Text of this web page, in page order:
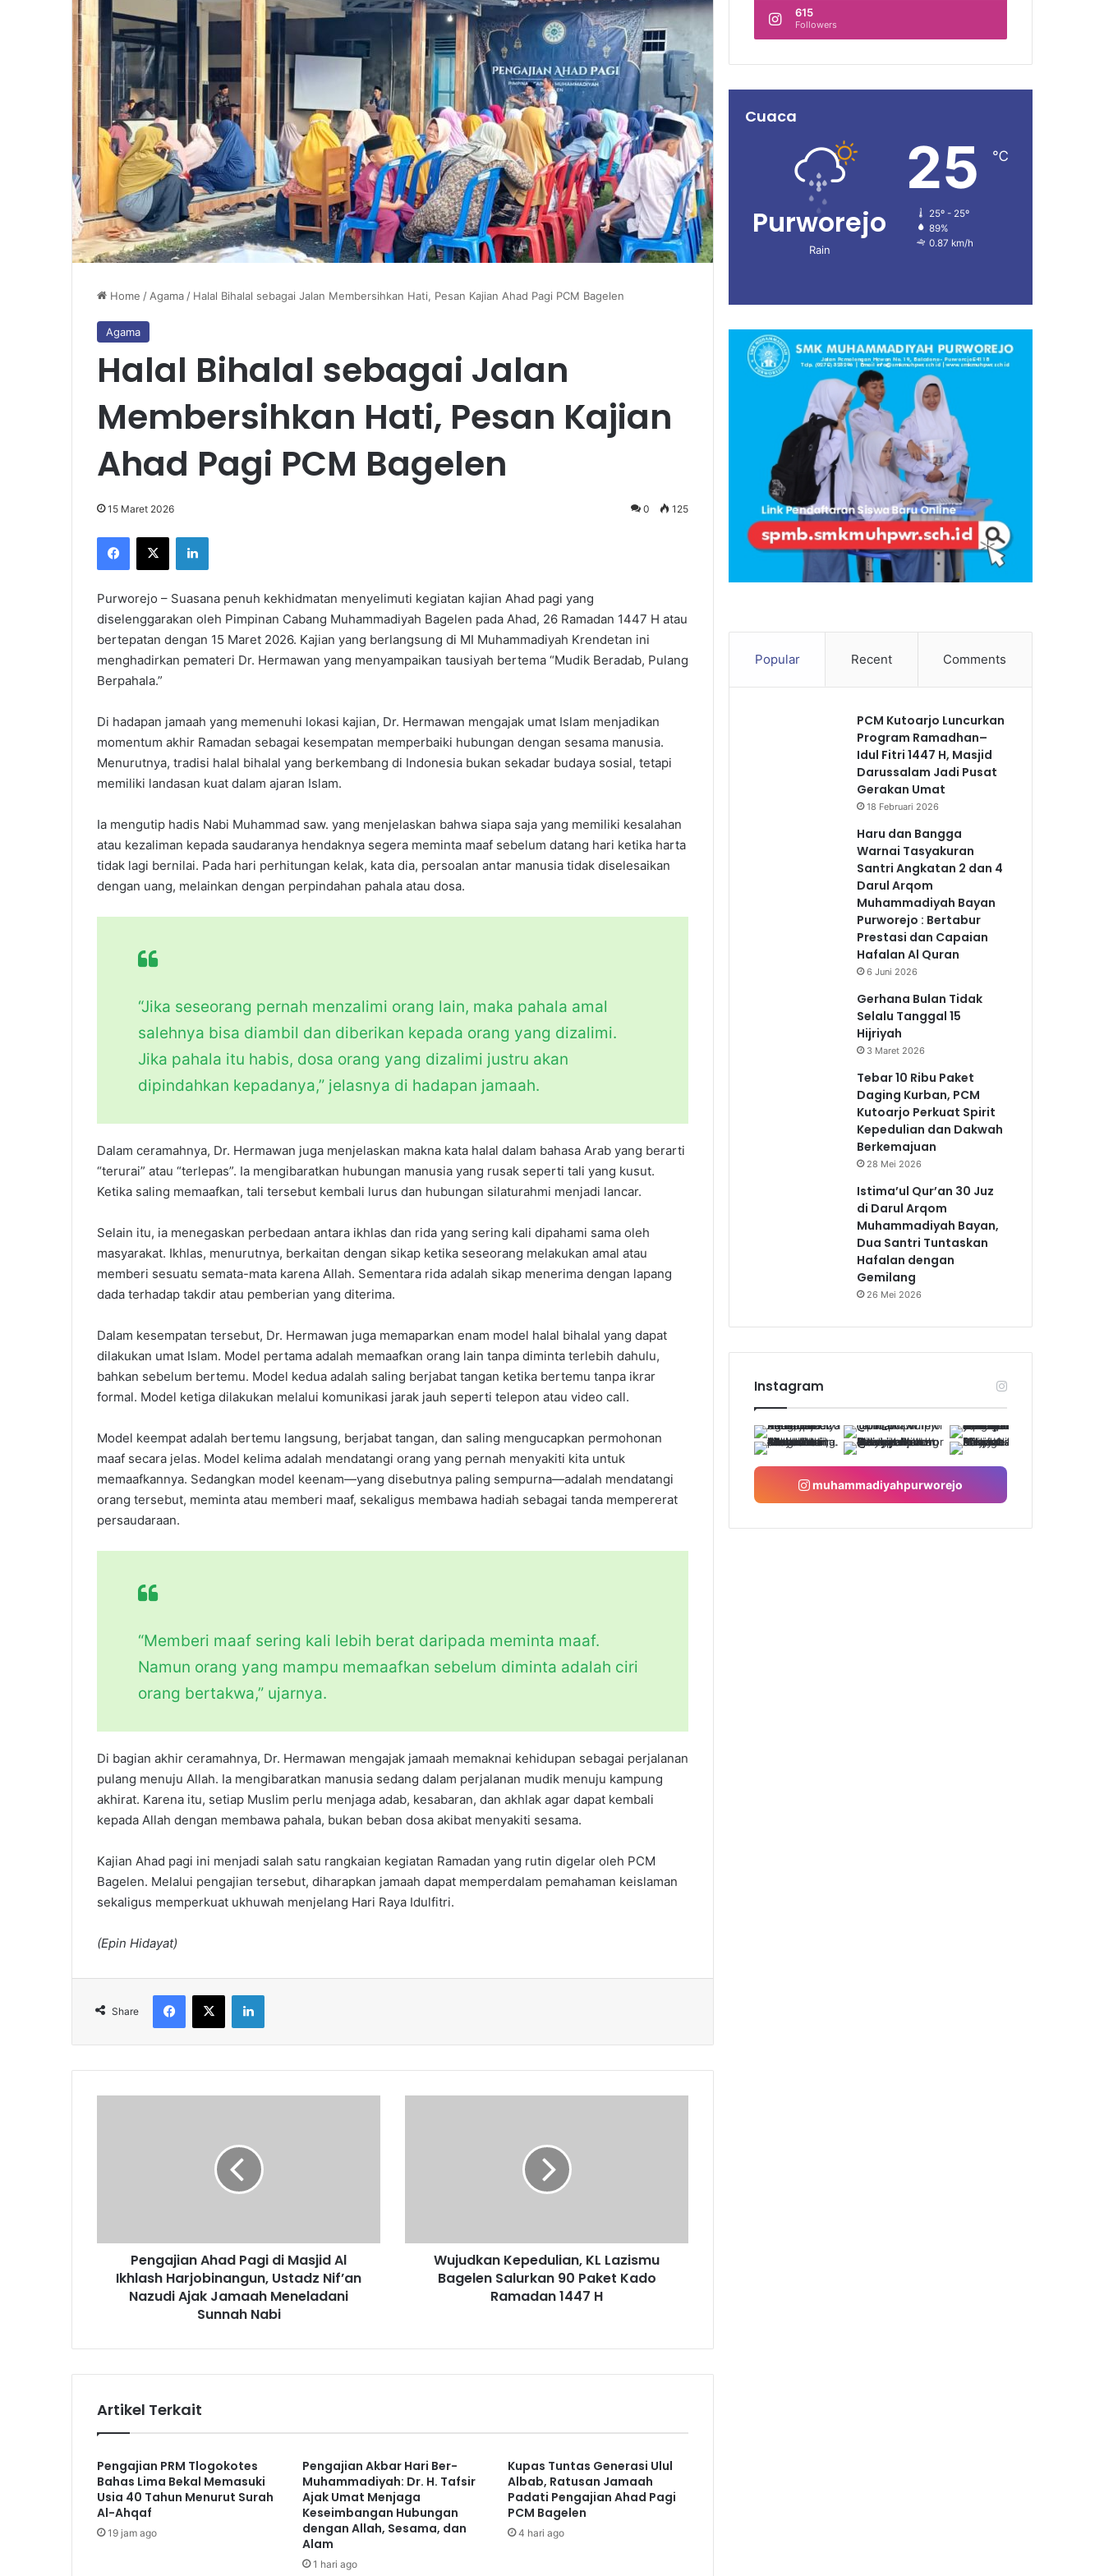
Home / Agama / Halal Bihalal sebagai Jalan Membersihkan Hati, Pesan Kajian Ahad Pagi PCM Bagelen
Agama
Halal Bihalal sebagai Jalan
Membersihkan Hati, Pesan Kajian
Ahad Pagi PCM Bagelen
15 Maret 2026 0 125
Facebook
X LinkedIn
Purworejo – Suasana penuh kekhidmatan menyelimuti kegiatan kajian Ahad pagi yang
diselenggarakan oleh Pimpinan Cabang Muhammadiyah Bagelen pada Ahad, 26 Ramadan 1447 H atau
bertepatan dengan 15 Maret 2026. Kajian yang berlangsung di MI Muhammadiyah Krendetan ini
menghadirkan pemateri Dr. Hermawan yang menyampaikan tausiyah bertema “Mudik Beradab, Pulang
Berpahala.”
Di hadapan jamaah yang memenuhi lokasi kajian, Dr. Hermawan mengajak umat Islam menjadikan
momentum akhir Ramadan sebagai kesempatan memperbaiki hubungan dengan sesama manusia.
Menurutnya, tradisi halal bihalal yang berkembang di Indonesia bukan sekadar budaya sosial, tetapi
memiliki landasan kuat dalam ajaran Islam.
Ia mengutip hadis Nabi Muhammad saw. yang menjelaskan bahwa siapa saja yang memiliki kesalahan
atau kezaliman kepada saudaranya hendaknya segera meminta maaf sebelum datang hari ketika harta
tidak lagi bernilai. Pada hari perhitungan kelak, kata dia, persoalan antar manusia tidak diselesaikan
dengan uang, melainkan dengan perpindahan pahala atau dosa.
“Jika seseorang pernah menzalimi orang lain, maka pahala amal
salehnya bisa diambil dan diberikan kepada orang yang dizalimi.
Jika pahala itu habis, dosa orang yang dizalimi justru akan
dipindahkan kepadanya,” jelasnya di hadapan jamaah.
Dalam ceramahnya, Dr. Hermawan juga menjelaskan makna kata halal dalam bahasa Arab yang berarti
“terurai” atau “terlepas”. Ia mengibaratkan hubungan manusia yang rusak seperti tali yang kusut.
Ketika saling memaafkan, tali tersebut kembali lurus dan hubungan silaturahmi menjadi lancar.
Selain itu, ia menegaskan perbedaan antara ikhlas dan rida yang sering kali dipahami sama oleh
masyarakat. Ikhlas, menurutnya, berkaitan dengan sikap ketika seseorang melakukan amal atau
memberi sesuatu semata-mata karena Allah. Sementara rida adalah sikap menerima dengan lapang
dada terhadap takdir atau pemberian yang diterima.
Dalam kesempatan tersebut, Dr. Hermawan juga memaparkan enam model halal bihalal yang dapat
dilakukan umat Islam. Model pertama adalah memaafkan orang lain tanpa diminta terlebih dahulu,
bahkan sebelum bertemu. Model kedua adalah saling berjabat tangan ketika bertemu tanpa ikrar
formal. Model ketiga dilakukan melalui komunikasi jarak jauh seperti telepon atau video call.
Model keempat adalah bertemu langsung, berjabat tangan, dan saling mengucapkan permohonan
maaf secara jelas. Model kelima adalah mendatangi orang yang pernah menyakiti kita untuk
memaafkannya. Sedangkan model keenam—yang disebutnya paling sempurna—adalah mendatangi
orang tersebut, meminta atau memberi maaf, sekaligus membawa hadiah sebagai tanda mempererat
persaudaraan.
“Memberi maaf sering kali lebih berat daripada meminta maaf.
Namun orang yang mampu memaafkan sebelum diminta adalah ciri
orang bertakwa,” ujarnya.
Di bagian akhir ceramahnya, Dr. Hermawan mengajak jamaah memaknai kehidupan sebagai perjalanan
pulang menuju Allah. Ia mengibaratkan manusia sedang dalam perjalanan mudik menuju kampung
akhirat. Karena itu, setiap Muslim perlu menjaga adab, kesabaran, dan akhlak agar dapat kembali
kepada Allah dengan membawa pahala, bukan beban dosa akibat menyakiti sesama.
Kajian Ahad pagi ini menjadi salah satu rangkaian kegiatan Ramadan yang rutin digelar oleh PCM
Bagelen. Melalui pengajian tersebut, diharapkan jamaah dapat memperdalam pemahaman keislaman
sekaligus memperkuat ukhuwah menjelang Hari Raya Idulfitri.
(Epin Hidayat)
Share
Facebook
X LinkedIn
Ustadz
Nazudi
Pengajian Ahad Pagi di Masjid Al
Ikhlash Harjobinangun, Ustadz Nif’an
Nazudi Ajak Jamaah Meneladani
Sunnah Nabi
Kado
RamadanWujudkan Kepedulian, KL Lazismu
Bagelen Salurkan 90 Paket Kado
Ramadan 1447 H
Artikel Terkait
Pengajian PRM Tlogokotes
Bahas Lima Bekal Memasuki
Usia 40 Tahun Menurut Surah
Al-Ahqaf
19 jam ago
Pengajian Akbar Hari Ber-
Muhammadiyah: Dr. H. Tafsir
Ajak Umat Menjaga
Keseimbangan Hubungan
dengan Allah, Sesama, dan
Alam
1 hari ago
Kupas Tuntas Generasi Ulul
Albab, Ratusan Jamaah
Padati Pengajian Ahad Pagi
PCM Bagelen
4 hari ago
615
Followers
Cuaca
Purworejo
Rain
25 ℃
25º - 25º
89%
0.87 km/h
Popular Recent Comments
PCM Kutoarjo Luncurkan
Program Ramadhan–
Idul Fitri 1447 H, Masjid
Darussalam Jadi Pusat
Gerakan Umat
18 Februari 2026
Haru dan Bangga
Warnai Tasyakuran
Santri Angkatan 2 dan 4
Darul Arqom
Muhammadiyah Bayan
Purworejo : Bertabur
Prestasi dan Capaian
Hafalan Al Quran
6 Juni 2026
Gerhana Bulan Tidak
Selalu Tanggal 15
Hijriyah
3 Maret 2026
Tebar 10 Ribu Paket
Daging Kurban, PCM
Kutoarjo Perkuat Spirit
Kepedulian dan Dakwah
Berkemajuan
28 Mei 2026
Istima’ul Qur’an 30 Juz
di Darul Arqom
Muhammadiyah Bayan,
Dua Santri Tuntaskan
Hafalan dengan
Gemilang
26 Mei 2026
Instagram
muhammadiyahpurworejo